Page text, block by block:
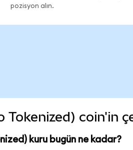
pozisyon alın.
Tokenized) coin'in
kuru bugün ne kadar?